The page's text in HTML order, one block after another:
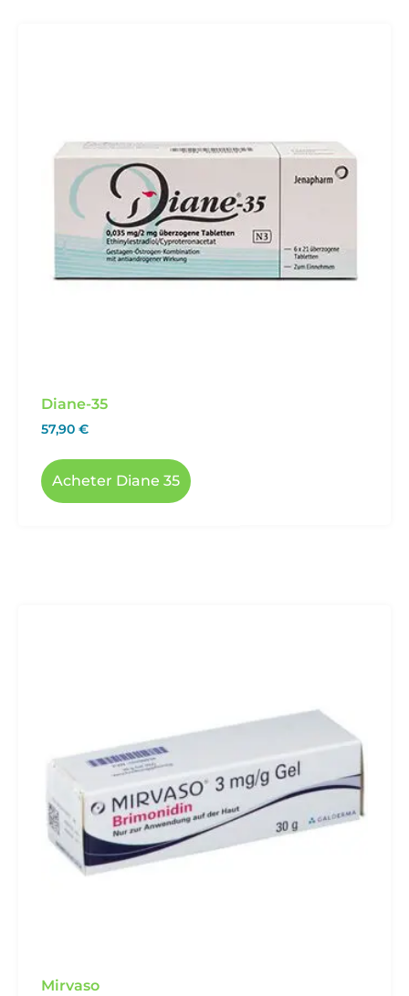
Diane-35
57,90 €
Acheter Diane 35
Mirvaso